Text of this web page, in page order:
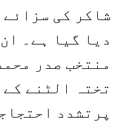
شاکر کی سزائے
منتخب صدر
تختہ الٹنے
پرتشدد